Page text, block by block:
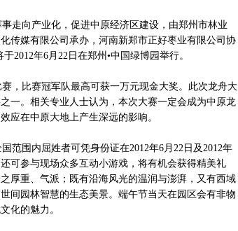
走向产业化，促进中原经济区建设，由郑州市林业
传媒有限公司承办，河南新郑市正好枣业有限公司协
2012年6月22日在郑州•中国绿博园举行。
，比赛冠军队最高可获一万元现金大奖。此次龙舟大
一。相关专业人士认为，本次大赛一定会成为中原龙
应在中原大地上产生深远的影响。
围内屈姓者可凭身份证在2012年6月22日及2012年
可参与现场众多互动小游戏，将有机会获得精美礼
厚重、气派；既有沿海风光的温润与澎湃，又有西域
间园林智慧的生态美景。端午节当天在园区会有非物
化的魅力。